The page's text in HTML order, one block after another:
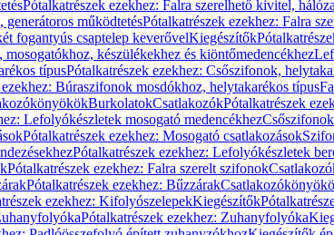
Pótalkatrészek ezekhez: Falra szerelhető kivitel,
működtetésPótalkatrészek ezekhez: Falra
fogantyús csaptelep keverővelKiegészítők
készülékekhez és kiöntőmedencékhez
típusPótalkatrészek ezekhez: Csőszifonok,
Búraszifonok mosdókhoz, helytakarékos típus
BurkolatokCsatlakozókPótalkatrészek
Lefolyókészletek mosogató medencékhezCsőszifonok
Pótalkatrészek ezekhez: Mosogató csatlakozások
Pótalkatrészek ezekhez: Lefolyókészletek
Pótalkatrészek ezekhez: Falra szerelt szifonok
Pótalkatrészek ezekhez: Bűzzárak
ezekhez: KifolyószelepekKiegészítők
Pótalkatrészek ezekhez: Zuhanyfolyóka